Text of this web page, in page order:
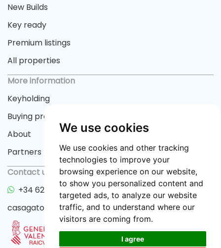
We use cookies
We use cookies and other tracking
technologies to improve your
browsing experience on our website,
to show you personalized content and
targeted ads, to analyze our website
traffic, and to understand where our
visitors are coming from.
I agree
New Builds
Key ready
Premium listings
All properties
More information
Keyholding
Buying process
About
Partners
Contact us
+34 622 33 55 82
casagator@gmail.com